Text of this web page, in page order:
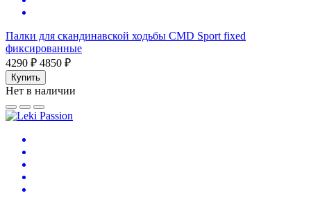
Палки для скандинавской ходьбы CMD Sport fixed
фиксированные
4290 ₽ 4850 ₽
Купить
Нет в наличии